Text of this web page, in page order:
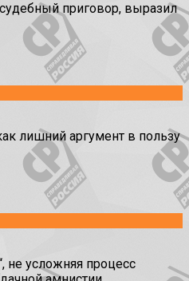
приговор, выразил
лишний аргумент в пользу
усложняя процесс